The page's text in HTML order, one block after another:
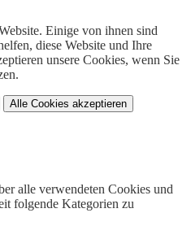
Einige von ihnen sind
diese Website und Ihre
unsere Cookies, wenn Sie
Alle Cookies akzeptieren
alle verwendeten Cookies und
folgende Kategorien zu